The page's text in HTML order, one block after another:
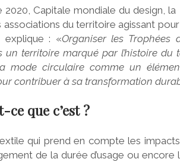
Capitale mondiale du design,
du territoire agissant
explique : «Organiser les
territoire marqué par l’histoire du
mode circulaire comme un
contribuer à sa transformation
ce que c’est ?
qui prend en compte les
de la durée d’usage ou